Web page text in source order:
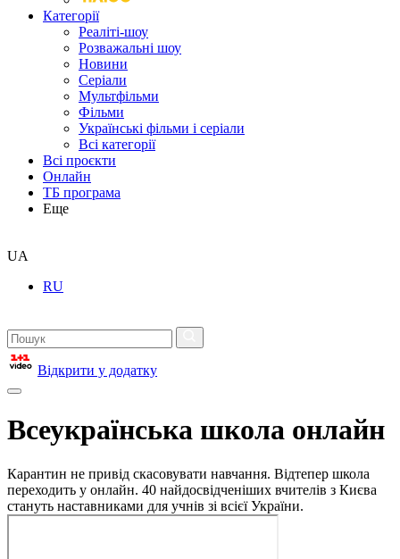
Категорії
Реаліті-шоу
Розважальні шоу
Новини
Серіали
Мультфільми
Фільми
Українські фільми і серіали
Всі категорії
Всі проєкти
Онлайн
ТБ програма
Еще
UA
RU
Відкрити у додатку
Всеукраїнська школа онлайн
Карантин не привід скасовувати навчання. Відтепер школа
переходить у онлайн. 40 найдосвідченіших вчителів з Києва
стануть наставниками для учнів зі всієї України.